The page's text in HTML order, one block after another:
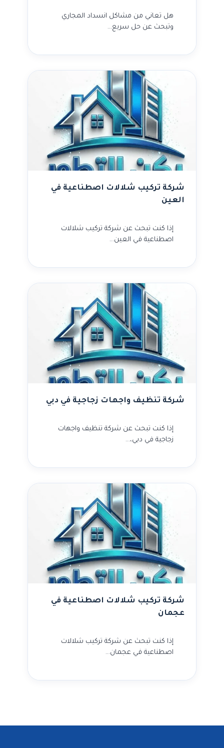
هل تعاني من مشاكل انسداد المجاري
وتبحث عن حل سريع…
شركة تركيب شلالات اصطناعية في
العين
إذا كنت تبحث عن شركة تركيب شلالات
اصطناعية في العين…
شركة تنظيف واجهات زجاجية في دبي
إذا كنت تبحث عن شركة تنظيف واجهات
زجاجية في دبي،…
شركة تركيب شلالات اصطناعية في
عجمان
إذا كنت تبحث عن شركة تركيب شلالات
اصطناعية في عجمان…